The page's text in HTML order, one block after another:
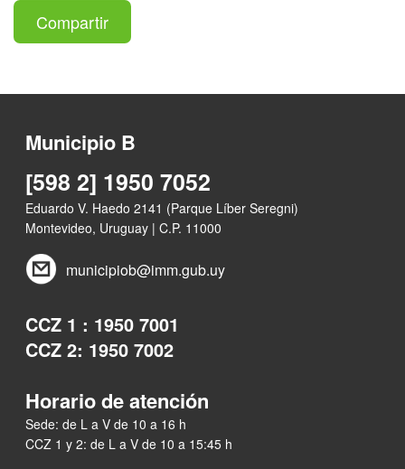
Compartir
Municipio B
[598 2] 1950 7052
Eduardo V. Haedo 2141 (Parque Líber Seregni)
Montevideo, Uruguay | C.P. 11000
municipiob@imm.gub.uy
CCZ 1 : 1950 7001
CCZ 2: 1950 7002
Horario de atención
Sede: de L a V de 10 a 16 h
CCZ 1 y 2: de L a V de 10 a 15:45 h